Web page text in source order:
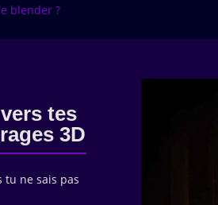
blender ?
tes
3D
tu ne sais pas